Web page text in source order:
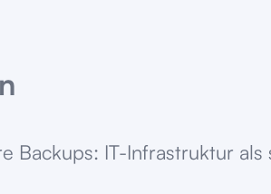
Backups: IT-Infrastruktur